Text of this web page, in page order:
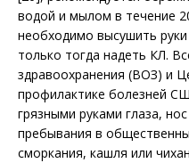
водой и мылом в течение
необходимо высушить
только тогда надеть КЛ.
здравоохранения (ВОЗ) и
профилактике болезней
грязными руками глаза,
пребывания в
сморкания, кашля или